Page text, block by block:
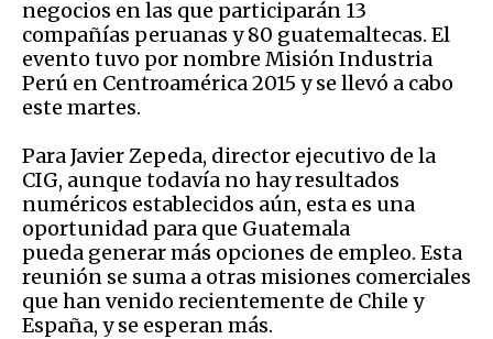
negocios en las que participarán 13
compañías peruanas y 80 guatemaltecas. El
evento tuvo por nombre Misión Industria
Perú en Centroamérica 2015 y se llevó a cabo
este martes.
Para Javier Zepeda, director ejecutivo de la
CIG, aunque todavía no hay resultados
numéricos establecidos aún, esta es una
oportunidad para que Guatemala
pueda generar más opciones de empleo. Esta
reunión se suma a otras misiones comerciales
que han venido recientemente de Chile y
España, y se esperan más.